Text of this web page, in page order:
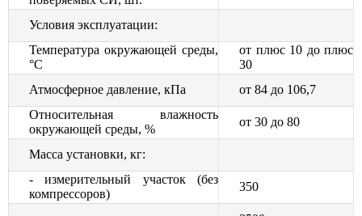
Условия эксплуатации:
Температура окружающей среды,
°С
от плюс 10 до плюс
30
Атмосферное давление, кПа
от 84 до 106,7
Относительная влажность
окружающей среды, %
от 30 до 80
Масса установки, кг:
- измерительный участок (без
компрессоров)
350